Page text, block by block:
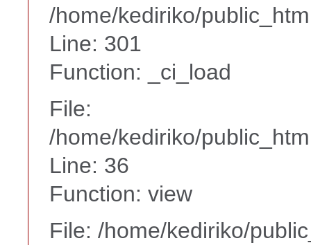
/home/kediriko/
Line: 301
Function: _ci_load
File:
/home/kediriko/
Line: 36
Function: view
File: /home/kediriko/